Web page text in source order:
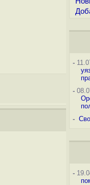
-
-
-
-